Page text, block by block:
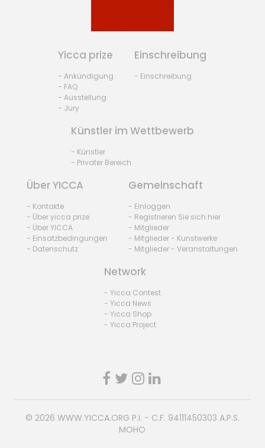
Yicca prize
- Ankündigung
- FAQ
- Ausstellung
- Jury
Einschreibung
- Einschreibung
Künstler im Wettbewerb
- Künstler
- Privater Bereich
Über YICCA
- Kontakte
- Über yicca prize
- Über YICCA
- Einsatzbedingungen
- Datenschutz
Gemeinschaft
- Einloggen
- Registrieren Sie sich hier
- Mitglieder
- Mitglieder - Kunstwerke
- Mitglieder - Veranstaltungen
Network
- Yicca Contest
- Yicca News
- Yicca Shop
- Yicca Project
© 2026 WWW.YICCA.ORG P.I. - C.F. 94111450303 A.P.S.
MOHO